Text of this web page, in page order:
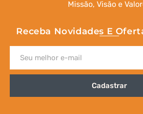
Missão, Visão e
Receba Novidades E
Cadastrar